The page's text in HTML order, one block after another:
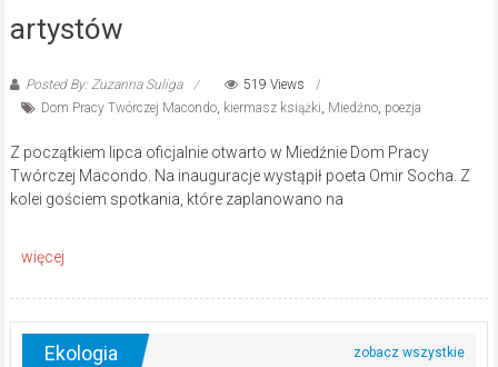
artystów
Posted By: Zuzanna Suliga
519 Views
Dom Pracy Twórczej Macondo, kiermasz książki, Miedźno, poezja
Z początkiem lipca oficjalnie otwarto w Miedźnie Dom Pracy
Twórczej Macondo. Na inauguracje wystąpił poeta Omir Socha. Z
kolei gościem spotkania, które zaplanowano na
Ekologia